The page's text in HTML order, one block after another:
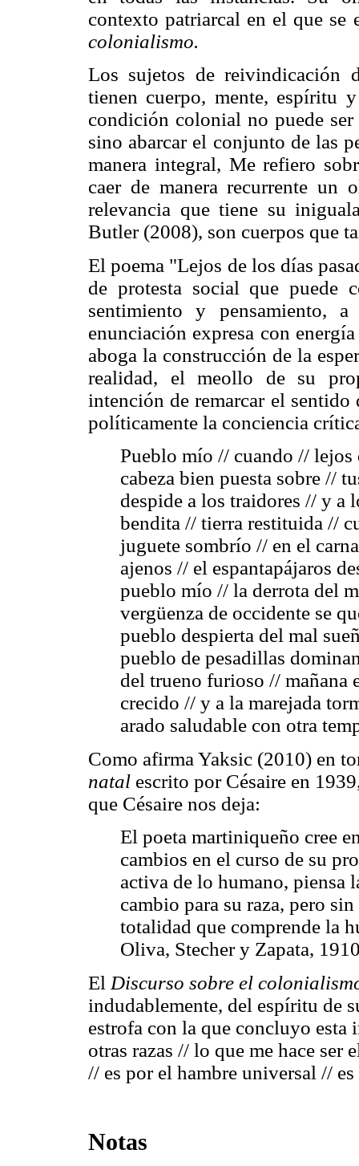
contexto patriarcal en el que
colonialismo.
Los sujetos de reivindicación
tienen cuerpo, mente, espíritu
condición colonial no puede
sino abarcar el conjunto de las
manera integral, Me refiero
caer de manera recurrente un
relevancia que tiene su
Butler (2008), son cuerpos que
El poema "Lejos de los días
de protesta social que puede
sentimiento y pensamiento,
enunciación expresa con
aboga la construcción de la
realidad, el meollo de su
intención de remarcar el
políticamente la conciencia
Pueblo mío // cuando // lejos
cabeza bien puesta sobre //
despide a los traidores // y a
bendita // tierra restituida //
juguete sombrío // en el
ajenos // el espantapájaros
pueblo mío // la derrota del
vergüenza de occidente se
pueblo despierta del mal
pueblo de pesadillas
del trueno furioso // mañana
crecido // y a la marejada
arado saludable con otra
Como afirma Yaksic (2010) en
natal escrito por Césaire en
que Césaire nos deja:
El poeta martiniqueño cree
cambios en el curso de su
activa de lo humano, piensa
cambio para su raza, pero
totalidad que comprende la
Oliva, Stecher y Zapata,
El Discurso sobre el
indudablemente, del espíritu de
estrofa con la que concluyo esta
otras razas // lo que me hace ser
// es por el hambre universal //
Notas